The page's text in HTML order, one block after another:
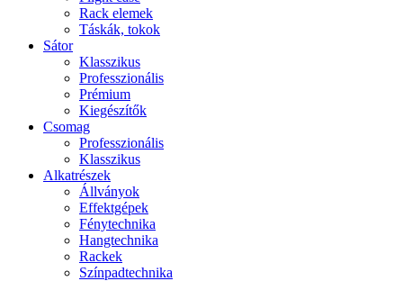
Rack elemek
Táskák, tokok
Sátor
Klasszikus
Professzionális
Prémium
Kiegészítők
Csomag
Professzionális
Klasszikus
Alkatrészek
Állványok
Effektgépek
Fénytechnika
Hangtechnika
Rackek
Színpadtechnika